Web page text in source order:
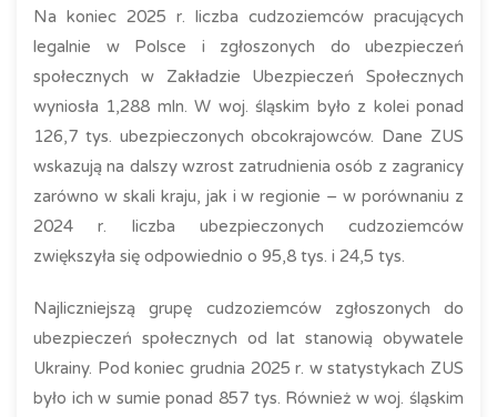
Na koniec 2025 r. liczba cudzoziemców pracujących
legalnie w Polsce i zgłoszonych do ubezpieczeń
społecznych w Zakładzie Ubezpieczeń Społecznych
wyniosła 1,288 mln. W woj. śląskim było z kolei ponad
126,7 tys. ubezpieczonych obcokrajowców. Dane ZUS
wskazują na dalszy wzrost zatrudnienia osób z zagranicy
zarówno w skali kraju, jak i w regionie – w porównaniu z
2024 r. liczba ubezpieczonych cudzoziemców
zwiększyła się odpowiednio o 95,8 tys. i 24,5 tys.
Najliczniejszą grupę cudzoziemców zgłoszonych do
ubezpieczeń społecznych od lat stanowią obywatele
Ukrainy. Pod koniec grudnia 2025 r. w statystykach ZUS
było ich w sumie ponad 857 tys. Również w woj. śląskim